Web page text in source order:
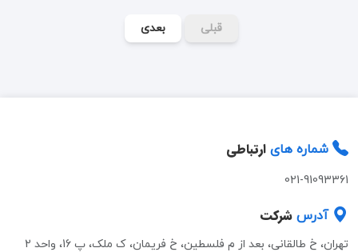
قبلی بعدی
شماره های ارتباطی
021-91093361
آدرس شرکت
تهران، خ طالقانی، بعد از م فلسطین، خ فریمان، ک ملک، پ 16، واحد 2